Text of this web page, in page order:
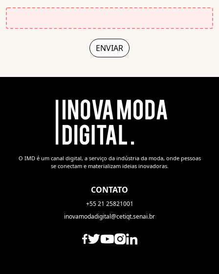
O IMD é um canal digital, a serviço da indústria da moda, onde pessoas
se conectam e materializam ideias inovadoras.
CONTATO
+55 21 25821001
inovamodadigital@cetiqt.senai.br